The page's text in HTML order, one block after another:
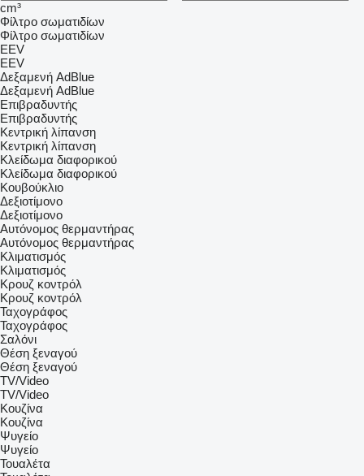
cm³
Φίλτρο σωματιδίων
Φίλτρο σωματιδίων
EEV
EEV
Δεξαμενή AdBlue
Δεξαμενή AdBlue
Επιβραδυντής
Επιβραδυντής
Κεντρική λίπανση
Κεντρική λίπανση
Κλείδωμα διαφορικού
Κλείδωμα διαφορικού
Κουβούκλιο
Δεξιοτίμονο
Δεξιοτίμονο
Αυτόνομος θερμαντήρας
Αυτόνομος θερμαντήρας
Κλιματισμός
Κλιματισμός
Κρουζ κοντρόλ
Κρουζ κοντρόλ
Ταχογράφος
Ταχογράφος
Σαλόνι
Θέση ξεναγού
Θέση ξεναγού
TV/Video
TV/Video
Κουζίνα
Κουζίνα
Ψυγείο
Ψυγείο
Τουαλέτα